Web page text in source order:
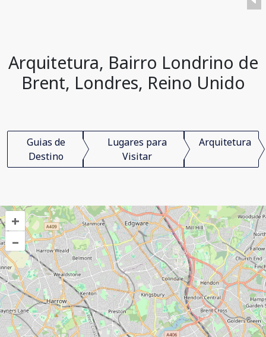
Arquitetura, Bairro Londrino de
Brent, Londres, Reino Unido
Guias de
Destino
Lugares para
Visitar
Arquitetura
+
–